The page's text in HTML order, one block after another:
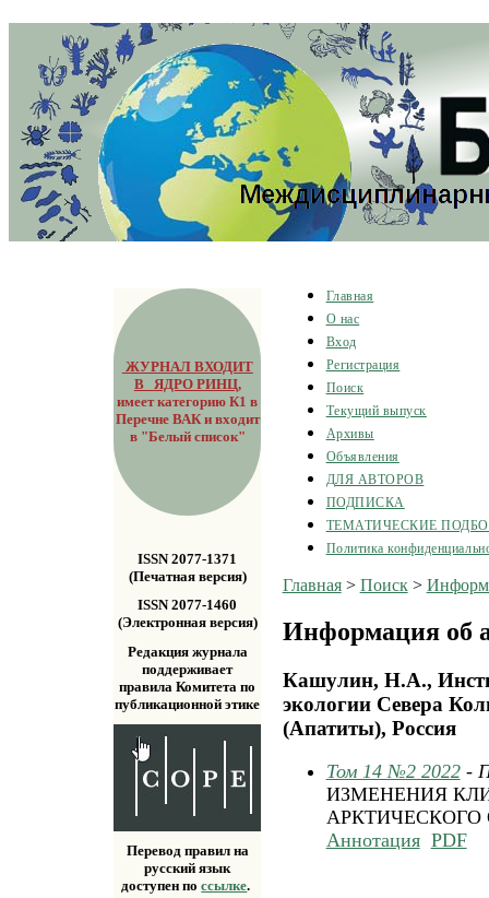
ЖУРНАЛ ВХОДИТ
В ЯДРО РИНЦ,
имеет категорию К1 в
Перечне ВАК и входит
в "Белый список"
ISSN 2077-1371
(Печатная версия)
ISSN 2077-1460
(Электронная версия)
Редакция журнала
поддерживает
правила Комитета по
публикационной этике
Перевод правил на
русский язык
доступен поссылке.
Главная
О нас
Вход
Регистрация
Поиск
Текущий выпуск
Архивы
Объявления
ДЛЯ АВТОРОВ
ПОДПИСКА
ТЕМАТИЧЕСКИЕ
Политика
Главная> Поиск>
Информация об
Кашулин, Н.А.,
экологии Севера
(Апатиты), Россия
Том 14 №2 2022-
ИЗМЕНЕНИЯ
АРКТИЧЕСКОГО
Аннотация PDF